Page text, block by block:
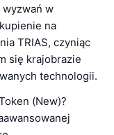
w
na
TRIAS, czyniąc
się krajobrazie
technologii.
(New)?